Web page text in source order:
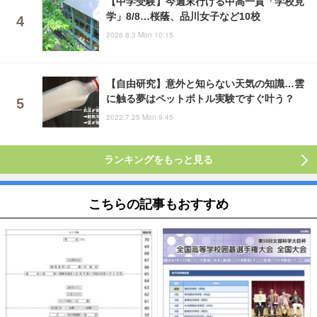
学」8/8…桜蔭、品川女子など10校
2026.8.3 Mon 10:15
【自由研究】意外と知らない天気の知識…雲
に触る夢はペットボトル実験ですぐ叶う？
2022.7.25 Mon 9:45
ランキングをもっと見る
こちらの記事もおすすめ